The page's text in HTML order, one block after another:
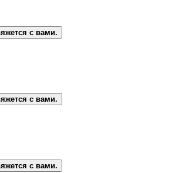
с вами.
с вами.
с вами.